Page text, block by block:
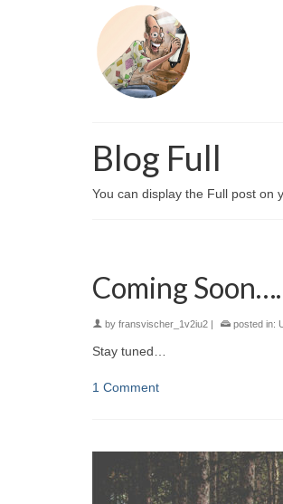
Blog Full
You can display the Full post on
Coming Soon….
by fransvischer_1v2iu2 | posted in:
Stay tuned…
1 Comment